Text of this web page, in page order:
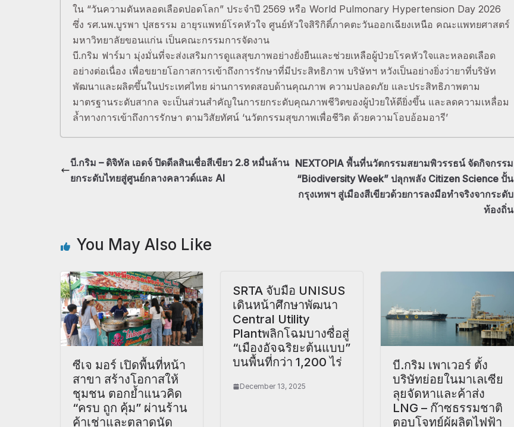
ใน “วันความดันหลอดเลือดปอดโลก” ประจำปี 2569 หรือ World Pulmonary Hypertension Day 2026
ซึ่ง รศ.นพ.บูรพา ปุสธรรม อายุรแพทย์โรคหัวใจ ศูนย์หัวใจสิริกิติ์ภาคตะวันออกเฉียงเหนือ คณะแพทยศาสตร์
มหาวิทยาลัยขอนแก่น เป็นคณะกรรมการจัดงาน
บี.กริม ฟาร์มา มุ่งมั่นที่จะส่งเสริมการดูแลสุขภาพอย่างยั่งยืนและช่วยเหลือผู้ป่วยโรคหัวใจและหลอดเลือด
อย่างต่อเนื่อง เพื่อขยายโอกาสการเข้าถึงการรักษาที่มีประสิทธิภาพ บริษัทฯ หวังเป็นอย่างยิ่งว่ายาที่บริษัท
พัฒนาและผลิตขึ้นในประเทศไทย ผ่านการทดสอบด้านคุณภาพ ความปลอดภัย และประสิทธิภาพตาม
มาตรฐานระดับสากล จะเป็นส่วนสำคัญในการยกระดับคุณภาพชีวิตของผู้ป่วยให้ดียิ่งขึ้น และลดความเหลื่อม
ล้ำทางการเข้าถึงการรักษา ตามวิสัยทัศน์ ‘นวัตกรรมสุขภาพเพื่อชีวิต ด้วยความโอบอ้อมอารี’
บี.กริม – ดิจิทัล เอดจ์ ปิดดีลสินเชื่อสีเขียว 2.8 หมื่นล้าน
ยกระดับไทยสู่ศูนย์กลางคลาวด์และ AI
NEXTOPIA พื้นที่นวัตกรรมสยามพิวรรธน์ จัดกิจกรรม
“Biodiversity Week” ปลุกพลัง Citizen Science ปั้น
กรุงเทพฯ สู่เมืองสีเขียวด้วยการลงมือทำจริงจากระดับ
ท้องถิ่น
You May Also Like
ซีเจ มอร์ เปิดพื้นที่หน้า
สาขา สร้างโอกาสให้
ชุมชน ตอกย้ำแนวคิด
“ครบ ถูก คุ้ม” ผ่านร้าน
ค้าเช่าและตลาดนัด
SRTA จับมือ UNISUS
เดินหน้าศึกษาพัฒนา
Central Utility
Plantพลิกโฉมบางซื่อสู่
“เมืองอัจฉริยะต้นแบบ”
บนพื้นที่กว่า 1,200 ไร่
December 13, 2025
บี.กริม เพาเวอร์ ตั้ง
บริษัทย่อยในมาเลเซีย
ลุยจัดหาและค้าส่ง
LNG – ก๊าซธรรมชาติ
ตอบโจทย์ผู้ผลิตไฟฟ้า